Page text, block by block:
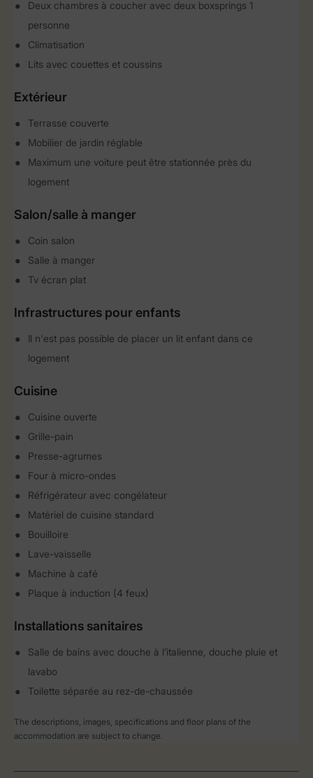
Deux chambres à coucher avec deux boxsprings 1
personne
Climatisation
Lits avec couettes et coussins
Extérieur
Terrasse couverte
Mobilier de jardin réglable
Maximum une voiture peut être stationnée près du
logement
Salon/salle à manger
Coin salon
Salle à manger
Tv écran plat
Infrastructures pour enfants
Il n'est pas possible de placer un lit enfant dans ce
logement
Cuisine
Cuisine ouverte
Grille-pain
Presse-agrumes
Four à micro-ondes
Réfrigérateur avec congélateur
Matériel de cuisine standard
Bouilloire
Lave-vaisselle
Machine à café
Plaque à induction (4 feux)
Installations sanitaires
Salle de bains avec douche à l’italienne, douche pluie et
lavabo
Toilette séparée au rez-de-chaussée
The descriptions, images, specifications and floor plans of the
accommodation are subject to change.